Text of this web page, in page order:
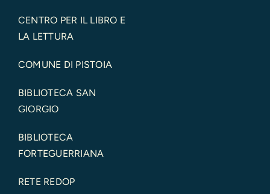
CENTRO PER IL LIBRO E
LA LETTURA
COMUNE DI PISTOIA
BIBLIOTECA SAN
GIORGIO
BIBLIOTECA
FORTEGUERRIANA
RETE REDOP